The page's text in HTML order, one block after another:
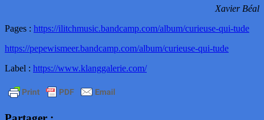
Xavier Béal
Pages : https://ilitchmusic.bandcamp.com/album/curieuse-qui-tude
https://pepewismeer.bandcamp.com/album/curieuse-qui-tude
Label : https://www.klanggalerie.com/